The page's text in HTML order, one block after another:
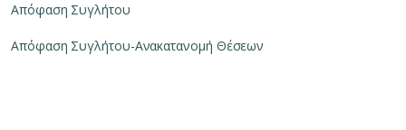
Απόφαση Συγλήτου
Απόφαση Συγλήτου-Ανακατανομή Θέσεων